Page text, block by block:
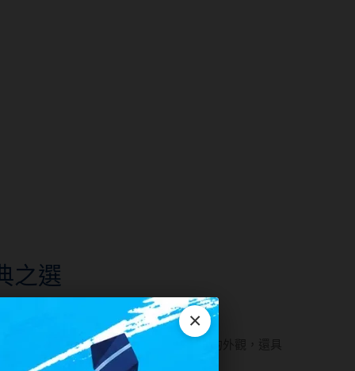
之選
品牌，更是一種生活品味的體現
造出令人驚艷的作品。不僅擁有獨特的外觀，還具
美好！
×